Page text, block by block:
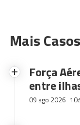
Mais Casos
Força
entre
09 ago 2026